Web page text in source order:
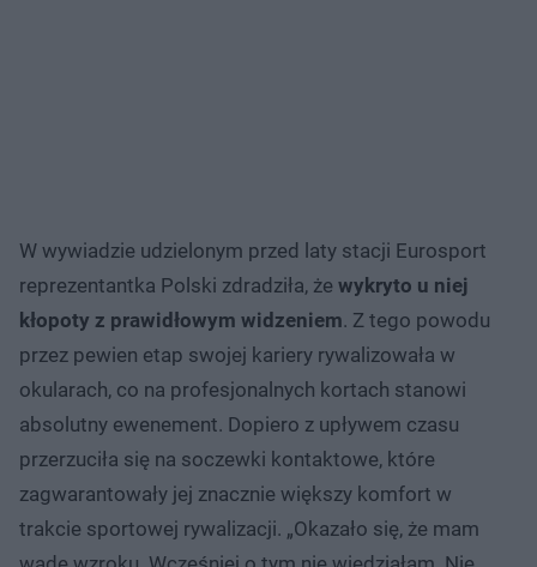
W wywiadzie udzielonym przed laty stacji Eurosport
reprezentantka Polski zdradziła, że wykryto u niej
kłopoty z prawidłowym widzeniem. Z tego powodu
przez pewien etap swojej kariery rywalizowała w
okularach, co na profesjonalnych kortach stanowi
absolutny ewenement. Dopiero z upływem czasu
przerzuciła się na soczewki kontaktowe, które
zagwarantowały jej znacznie większy komfort w
trakcie sportowej rywalizacji. „Okazało się, że mam